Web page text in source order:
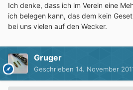
Ich denke, dass ich im Verein eine
ich belegen kann, das dem kein
bei uns vielen auf den Wecker.
Gruger
Geschrieben 14. November